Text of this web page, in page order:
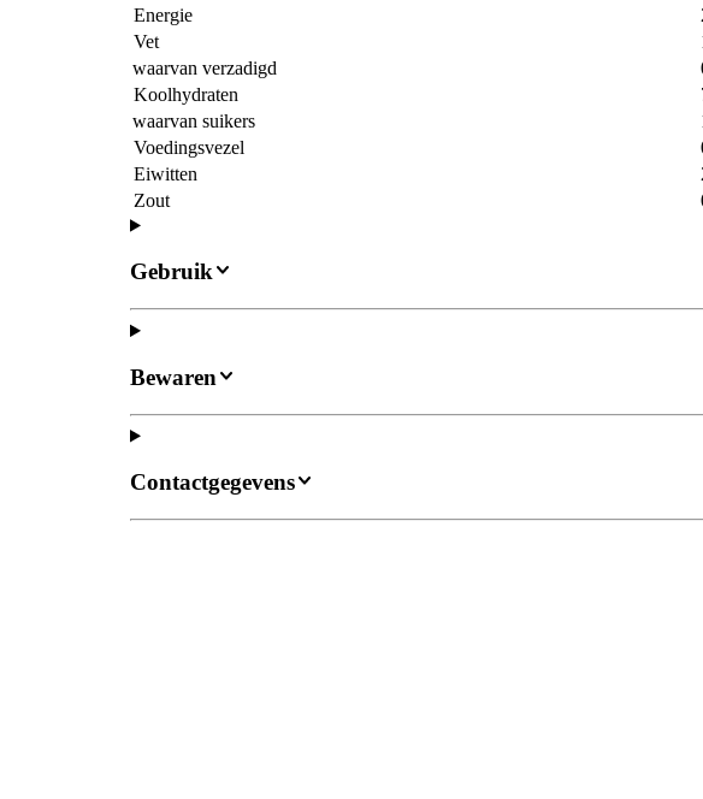
Energie
Vet
waarvan verzadigd
Koolhydraten
waarvan suikers
Voedingsvezel
Eiwitten
Zout
Gebruik
Bewaren
Contactgegevens